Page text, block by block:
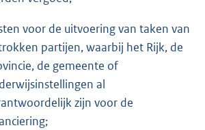
voor de uitvoering van taken van
partijen, waarbij het Rijk, de
de gemeente of
al
zijn voor de